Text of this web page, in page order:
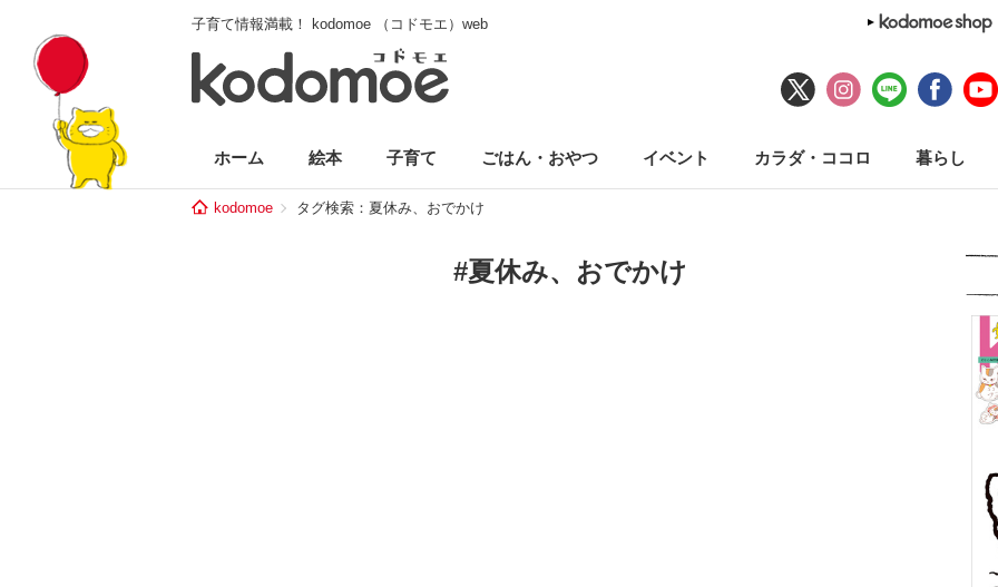
子育て情報満載！ kodomoe （コドモエ）web
ホーム 絵本 子育て ごはん・おやつ イベント カラダ・ココロ 暮らし
kodomoe タグ検索：夏休み、おでかけ
#夏休み、おでかけ